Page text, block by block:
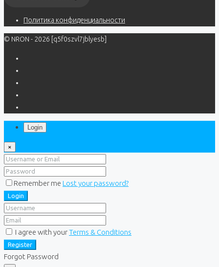
Политика конфиденциальности
© NRON - 2026 [q5f0szvl7jblyesb]
Login
×
Remember me Lost your password?
Login
I agree with yourTerms & Conditions
Register
Forgot Password